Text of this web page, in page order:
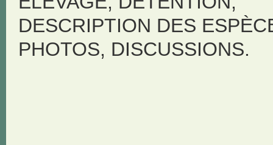
DESCRIPTION DES
PHOTOS, DISCUSSIONS.